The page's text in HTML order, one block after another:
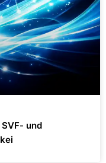
und